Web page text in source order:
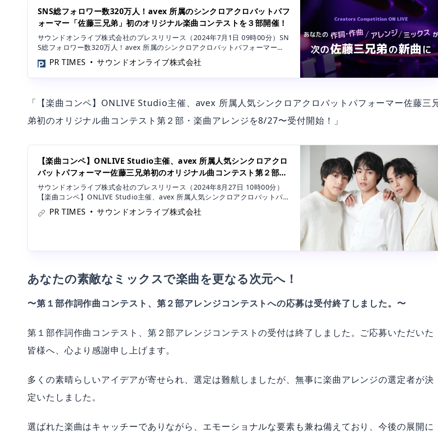
SNS総フォロワー数320万人！avex 所属のシンクロアクロバットパフ
ォーマー「佐藤三兄弟」初のオリジナル楽曲コンテストを３部開催！
サウンドオンライブ株式会社のプレスリリース（2024年7月1日 09時00分）SN
S総フォロワー数320万人！avex 所属のシンクロアクロバットパフォーマー
「佐藤三兄弟」初のオリジナル楽曲コンテストを３部開催！
PR TIMES サウンドオンライブ株式会社
「【楽曲コンペ】ONLIVE Studio主催、avex 所属人気シンクロアクロバットパフォーマー佐藤三
弟初のオリジナル曲コンテスト第２部・楽曲アレンジを8/27〜受付開始！」
【楽曲コンペ】ONLIVE Studio主催、avex 所属人気シンクロアクロ
バットパフォーマー佐藤三兄弟初のオリジナル曲コンテスト第２部・
楽曲アレンジを8/27〜受付開始！
サウンドオンライブ株式会社のプレスリリース（2024年8月27日 10時00分）
【楽曲コンペ】ONLIVE Studio主催、avex 所属人気シンクロアクロバットパフ
ォーマー佐藤三兄弟初のオリジナル曲コンテスト第２部・楽曲アレンジを8/2
7〜受付開始！
PR TIMES サウンドオンライブ株式会社
あなたの素敵なミックスで楽曲を更なる次元へ！
〜第１部作詞作曲コンテスト、第２部アレンジコンテストへの応募は受付終了しました。〜
第１部作詞作曲コンテスト、第２部アレンジコンテストの受付は終了しました。ご応募いただいた
皆様へ、心より感謝申し上げます。
多くの素晴らしいアイデアが寄せられ、選定は難航しましたが、無事に楽曲アレンジの選定者が決
定いたしました。
選ばれた楽曲はキャッチーでありながら、エモーショナルな要素も兼ね備えており、今後の展開に